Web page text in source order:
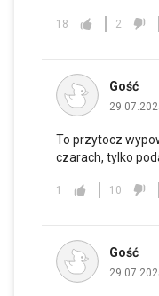
18 2
Gość
To przytocz
czarach, tylko
1 10
Gość